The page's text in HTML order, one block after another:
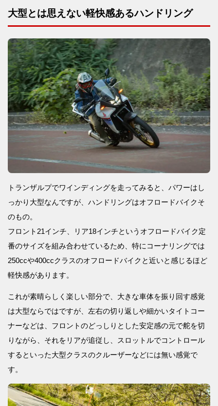
大型とは思えない軽快感あるハンドリング
トランザルプでワインディングを走ってみると、パワーはし
っかり大型なんですが、ハンドリングはオフロードバイクそ
のもの。
フロント21インチ、リア18インチというオフロードバイク定
番のサイズを組み合わせているため、特にコーナリングでは
250ccや400ccクラスのオフロードバイクと近いと感じるほど
軽快感があります。
これが素晴らしく楽しい部分で、大きな車体を振り回す感覚
は大型ならではですが、左右の切り返しや細かいタイトコー
ナーなどは、フロントのどっしりとした安定感の元で舵を切
りながら、それをリアが追従し、スロットルでコントロール
するといった大型クラスのクルーザーなどには無い感覚で
す。